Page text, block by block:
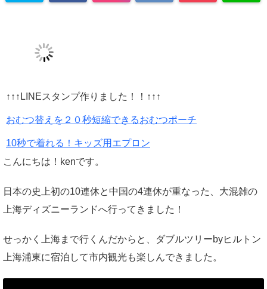
↑↑↑LINEスタンプ作りました！！↑↑↑
おむつ替えを２０秒短縮できるおむつポーチ
10秒で着れる！キッズ用エプロン
こんにちは！kenです。
日本の史上初の10連休と中国の4連休が重なった、大混雑の
上海ディズニーランドへ行ってきました！
せっかく上海まで行くんだからと、ダブルツリーbyヒルトン
上海浦東に宿泊して市内観光も楽しんできました。